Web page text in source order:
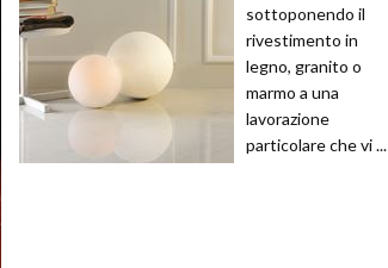
sottoponendo il
rivestimento in
legno, granito o
marmo a una
lavorazione
particolare che vi ...